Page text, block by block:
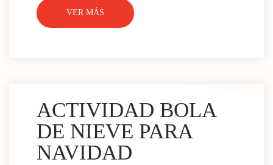
VER MÁS
ACTIVIDAD BOLA
DE NIEVE PARA
NAVIDAD